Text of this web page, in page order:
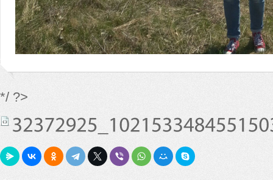
*/ ?>